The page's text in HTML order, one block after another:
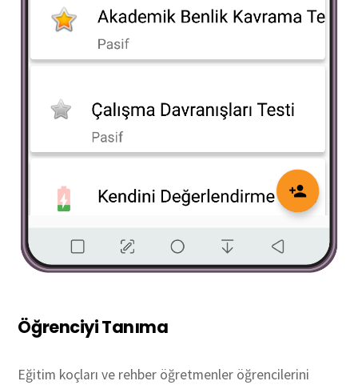
Öğrenciyi Tanıma
Eğitim koçları ve rehber öğretmenler öğrencilerini